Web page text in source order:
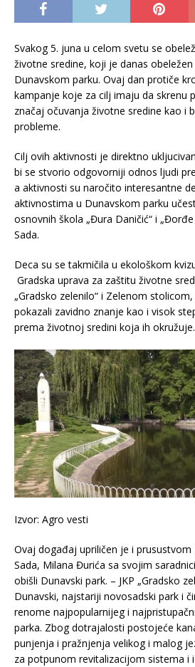
Svakog 5. juna u celom svetu se
životne sredine, koji je danas
Dunavskom parku. Ovaj dan protiče
kampanje koje za cilj imaju da skrenu
značaj očuvanja životne sredine kao i
probleme.
Cilj ovih aktivnosti je direktno
bi se stvorio odgovorniji odnos ljudi
a aktivnosti su naročito interesantne
aktivnostima u Dunavskom parku
osnovnih škola „Đura Daničić“ i
Sada.
Deca su se takmičila u ekološkom
Gradska uprava za zaštitu životne
„Gradsko zelenilo“ i Zelenom
pokazali zavidno znanje kao i visok
prema životnoj sredini koja ih okružuje.
Izvor: Agro vesti
Ovaj događaj upriličen je i
Sada, Milana Đurića sa svojim
obišli Dunavski park. – JKP „Gradsko
Dunavski, najstariji novosadski park i
renome najpopularnijeg i
parka. Zbog dotrajalosti postojeće
punjenja i pražnjenja velikog i malog
za potpunom revitalizacijom sistema i